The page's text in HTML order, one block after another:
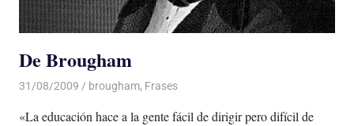
De Brougham
31/08/2009 De todo un Poco
brougham, Frases
«La educación hace a la gente fácil de dirigir pero difícil de